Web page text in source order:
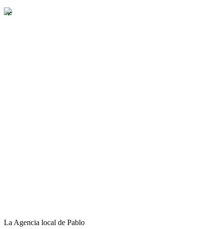
La Agencia local de Pablo